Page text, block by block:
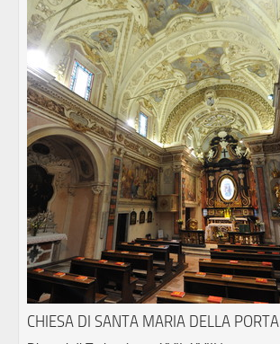
CHIESA DI SANTA MARIA DELLA PORTA